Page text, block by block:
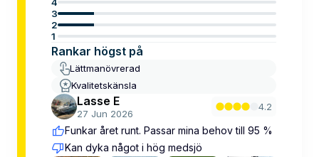
3
2
1
Rankar högst på
Lättmanövrerad
Kvalitetskänsla
Lasse E
27 Jun 2026
4.2
Funkar året runt. Passar mina behov till 95 %
Kan dyka något i hög medsjö